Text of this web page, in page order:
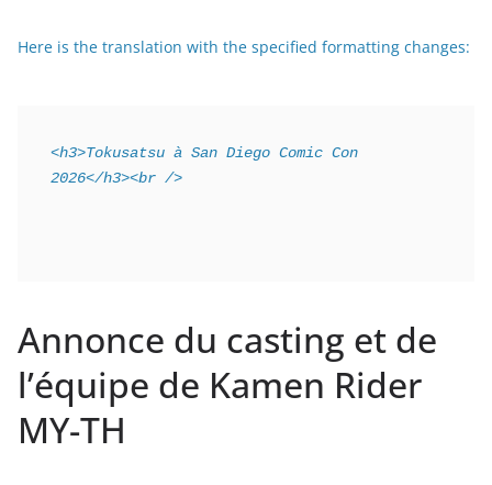
Here is the translation with the specified formatting changes:
<h3>Tokusatsu à San Diego Comic Con
2026</h3><br />
Annonce du casting et de
l’équipe de Kamen Rider
MY-TH